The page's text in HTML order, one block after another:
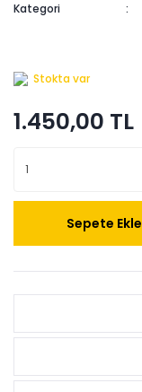
Kategori
Stokta var
1.450,00 TL
Sepete Ekle